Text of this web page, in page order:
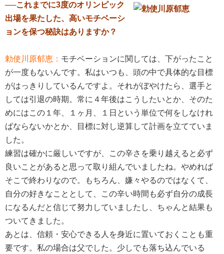
──これまでに3度のオリンピック
出場を果たした、高いモチベーシ
ョンを保つ秘訣はありますか？
勅使川原郁恵： モチベーションに関しては、下がったこと
が一度もないんです。私はいつも、頭の中で具体的な目標
がはっきりしているんですよ。それがぼやけたら、選手と
しては引退の時期。常に４年後はこうしたいとか、そのた
めにはこの１年、１ヶ月、１日という単位で何をしなけれ
ばならないかとか、目標に対し逆算して計画を立てていま
した。
練習は確かに厳しいですが、この辛さを乗り越えると必ず
良いことがあると思って取り組んでいましたね。やめれば
そこで終わりなので。もちろん、嫌々やるのではなくて、
自分の好きなこととして、この辛い時間も必ず自分の成長
になるんだと信じて努力していましたし、ちゃんと結果も
ついてきました。
あとは、信頼・安心できる人を身近に置いておくことも重
要です。私の場合は父でした。少しでも落ち込んでいる